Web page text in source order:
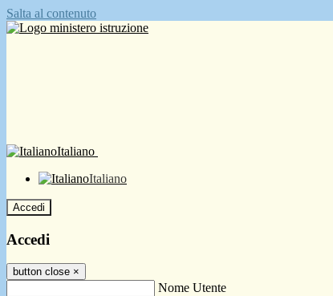
Salta al contenuto
Italiano
Italiano
Accedi
Accedi
button close ×
Nome Utente